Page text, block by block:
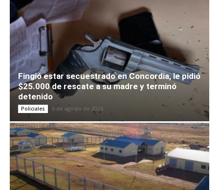
Fingió estar secuestrado en Concordia, le pidió
$25.000 de rescate a su madre y terminó
detenido
Policiales 6 de agosto de 2026